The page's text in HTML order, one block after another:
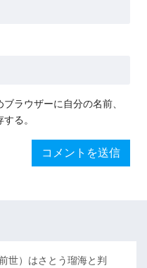
ラウザーに自分の名前、
る。
世）はさとう瑠海と判